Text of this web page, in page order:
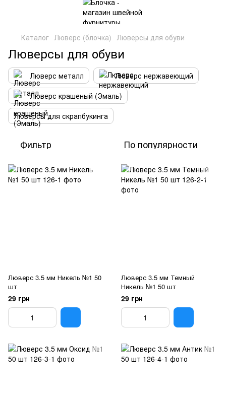
Каталог Люверс (блочка) Люверсы для обуви
Люверсы для обуви
Люверс металл
Люверс нержавеющий
Люверс крашеный (Эмаль)
Люверсы для скрапбукинга
Фильтр По популярности
Люверс 3.5 мм Никель №1 50
шт
29 грн
Люверс 3.5 мм Темный
Никель №1 50 шт
29 грн